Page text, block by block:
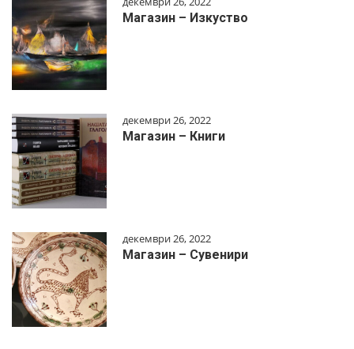
Магазин – Изкуство
декември 26, 2022
Магазин – Книги
декември 26, 2022
Магазин – Сувенири